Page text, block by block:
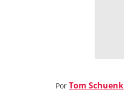
Por Tom Schuenk